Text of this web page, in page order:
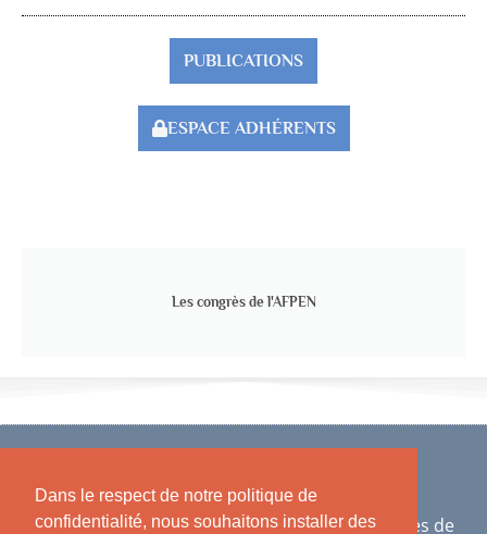
Dans le respect de notre politique de
confidentialité, nous souhaitons installer des
PUBLICATIONS
ESPACE ADHÉRENTS
Les congrès de l'AFPEN
AFPEN - Association Française des Psychologues de